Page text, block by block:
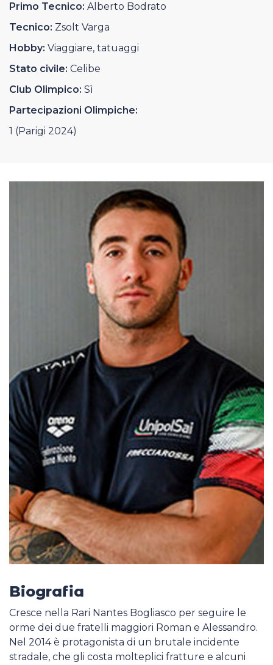
Primo Tecnico: Alberto Bodrato
Tecnico: Zsolt Varga
Hobby: Viaggiare, tatuaggi
Stato civile: Celibe
Club Olimpico: Sì
Partecipazioni Olimpiche:
1 (Parigi 2024)
Biografia
Cresce nella Rari Nantes Bogliasco per seguire le
orme dei due fratelli maggiori Roman e Alessandro.
Nel 2014 è protagonista di un brutale incidente
stradale, che gli costa molteplici fratture e alcuni